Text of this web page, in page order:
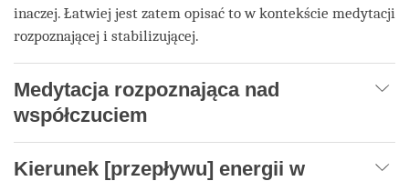
inaczej. Łatwiej jest zatem opisać to w kontekście medytacji
rozpoznającej i stabilizującej.
Medytacja rozpoznająca nad
współczuciem
Kierunek [przepływu] energii w